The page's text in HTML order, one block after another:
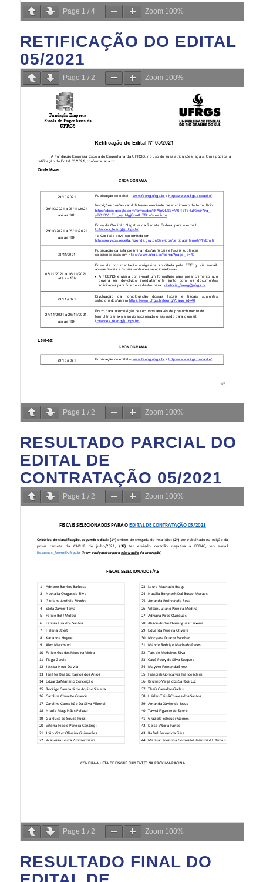
Page 1 / 4 Zoom 100%
RETIFICAÇÃO DO EDITAL
05/2021
Page 1 / 2 Zoom 100%
Page 1 / 2 Zoom 100%
RESULTADO PARCIAL DO
EDITAL DE
CONTRATAÇÃO 05/2021
Page 1 / 2 Zoom 100%
Page 1 / 2 Zoom 100%
RESULTADO FINAL DO